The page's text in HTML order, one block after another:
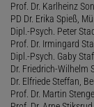
Prof. Dr. Karlheinz
PD Dr. Erika Spieß,
Dipl.-Psych. Peter
Prof. Dr. Irmingard
Dipl.-Psych. Gaby
Dr. Friedrich-Wilhelm
Dr. Elfriede Steffan,
Prof. Dr. Martin